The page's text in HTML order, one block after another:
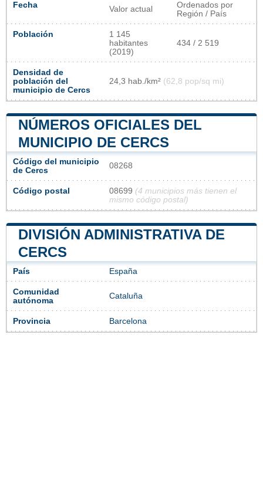
Fecha Valor actual
Ordenados por
Región / País
Población
1 145
habitantes
(2019)
434 / 2 519
Densidad de
población del
municipio de Cercs
24,3 hab./km² (62,8 pop/sq mi)
NÚMEROS OFICIALES DEL
MUNICIPIO DE CERCS
Código del municipio
de Cercs
08268
Código postal 08699 (4 municipios más tienen el
mismo código postal)
DIVISIÓN ADMINISTRATIVA DE
CERCS
País España
Comunidad
autónoma
Cataluña
Provincia Barcelona